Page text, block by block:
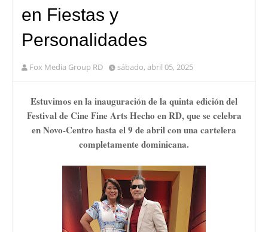
en Fiestas y
Personalidades
Fox Media Group RD sábado, abril 05, 2025
Estuvimos en la inauguración de la quinta edición del
Festival de Cine Fine Arts Hecho en RD, que se celebra
en Novo-Centro hasta el 9 de abril con una cartelera
completamente dominicana.